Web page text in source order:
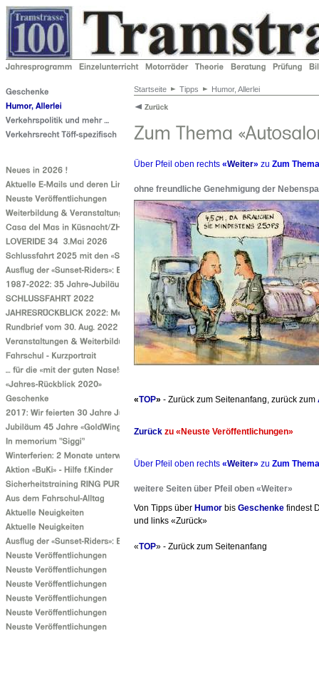
Startseite Tipps Humor, Allerlei
Über Pfeil oben rechts «Weiter» zu Zum
ohne freundliche Genehmigung der
«TOP» - Zurück zum Seitenanfang, zurück zum
Zurück zu «Neuste Veröffentlichungen»
Über Pfeil oben rechts «Weiter» zu Zum
weitere Seiten über Pfeil oben «Weiter»
Von Tipps über Humor bis Geschenke findest
und links «Zurück»
«TOP» - Zurück zum Seitenanfang